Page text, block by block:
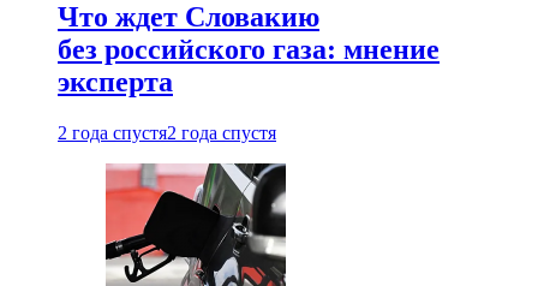
Что ждет Словакию
без российского газа: мнение
эксперта
2 года спустя2 года спустя